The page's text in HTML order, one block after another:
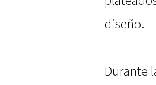
diseño.
Durante